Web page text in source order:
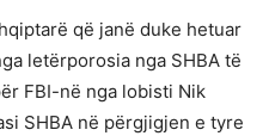
që janë duke hetuar
letërporosia nga SHBA të
FBI-në nga lobisti Nik
SHBA në përgjigjen e tyre